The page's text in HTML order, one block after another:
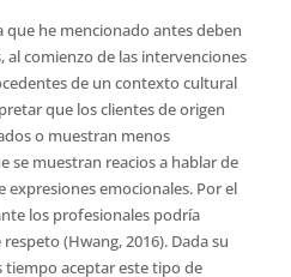
que he mencionado antes deben
al comienzo de las intervenciones
de un contexto cultural
que los clientes de origen
o muestran menos
se muestran reacios a hablar de
emocionales. Por el
los profesionales podría
(Hwang, 2016). Dada su
tiempo aceptar este tipo de